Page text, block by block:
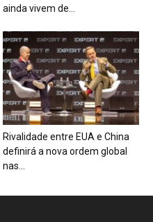
ainda vivem de...
Rivalidade entre EUA e China
definirá a nova ordem global
nas...